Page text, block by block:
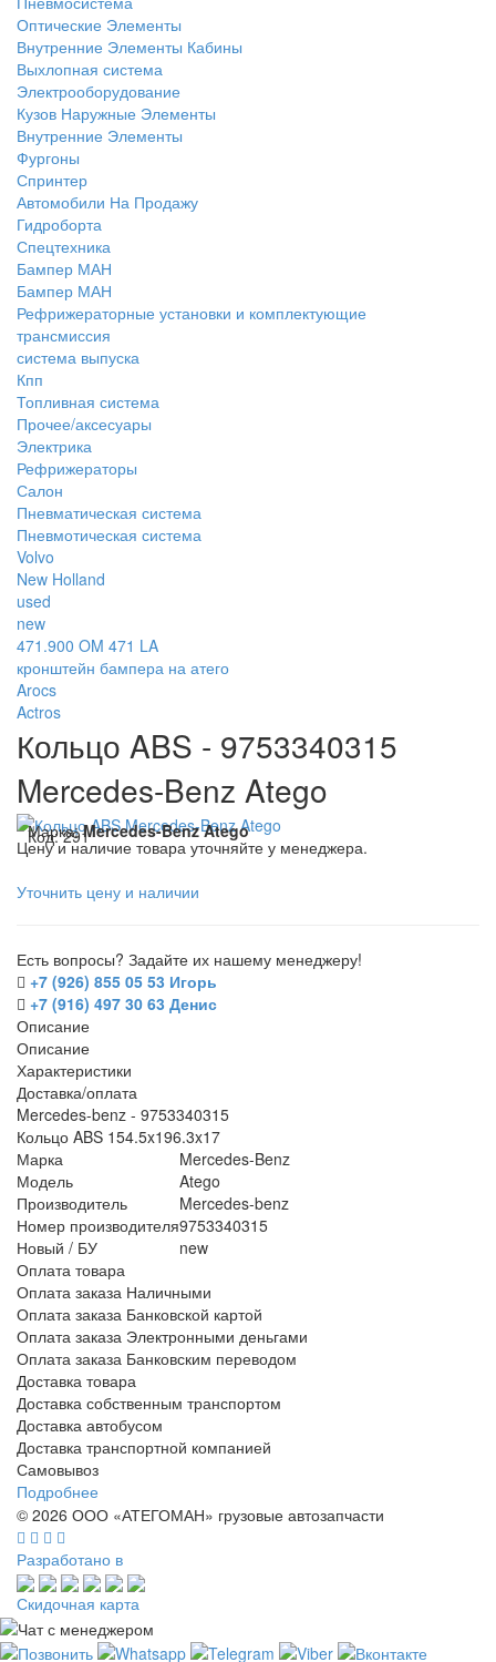
Оптические Элементы
Внутренние Элементы Кабины
Выхлопная система
Электрооборудование
Кузов Наружные Элементы
Внутренние Элементы
Фургоны
Спринтер
Автомобили На Продажу
Гидроборта
Спецтехника
Бампер МАН
Бампер МАН
Рефрижераторные установки и комплектующие
трансмиссия
система выпуска
Кпп
Топливная система
Прочее/аксесуары
Электрика
Рефрижераторы
Салон
Пневматическая система
Пневмотическая система
Volvo
New Holland
used
new
471.900 OM 471 LA
кронштейн бампера на атего
Arocs
Actros
Кольцо ABS - 9753340315
Mercedes-Benz Atego
Марка:Mercedes-Benz Atego
Код:291
Цену и наличие товара уточняйте у менеджера.
Уточнить цену и наличии
Есть вопросы? Задайте их нашему менеджеру!
+7 (926) 855 05 53 Игорь
+7 (916) 497 30 63 Денис
Описание
Описание
Характеристики
Доставка/оплата
Mercedes-benz - 9753340315
Кольцо ABS 154.5x196.3x17
Марка
Mercedes-Benz
Модель
Atego
Производитель
Mercedes-benz
Номер производителя9753340315
Новый / БУ
new
Оплата товара
Оплата заказа Наличными
Оплата заказа Банковской картой
Оплата заказа Электронными деньгами
Оплата заказа Банковским переводом
Доставка товара
Доставка собственным транспортом
Доставка автобусом
Доставка транспортной компанией
Самовывоз
Подробнее
© 2026 ООО «АТЕГОМАН» грузовые автозапчасти
Разработано в
Скидочная карта